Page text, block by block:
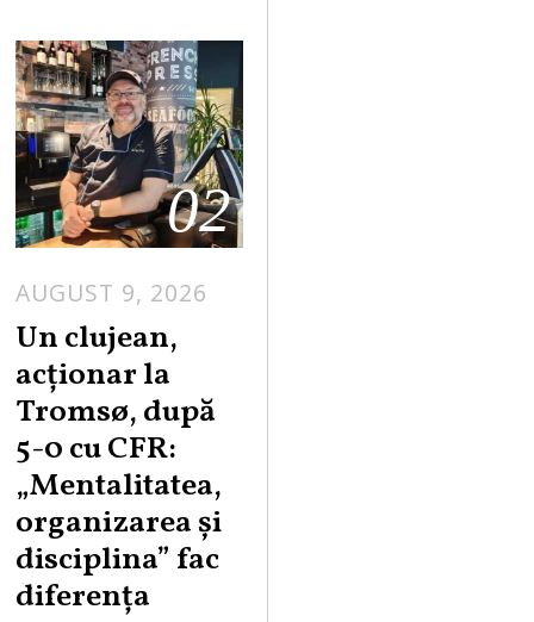
02
AUGUST 9, 2026
Un clujean,
acționar la
Tromsø, după
5-0 cu CFR:
„Mentalitatea,
organizarea și
disciplina” fac
diferența